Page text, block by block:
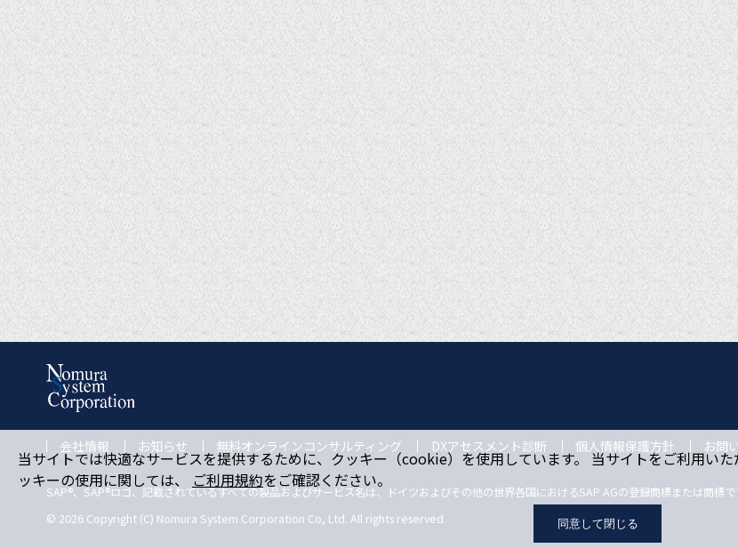
会社情報 お知らせ 無料オンラインコンサルティング DXアセスメント診断 個人情報保護方針 お問
SAP®、SAP®ロゴ、記載されているすべての製品およびサービス名は、ドイツおよびその他の世界各国におけるSAP AGの登録商標または商標で
© 2026 Copyright (C) Nomura System Corporation Co, Ltd. All rights reserved.
当サイトでは快適なサービスを提供するために、クッキー（cookie）を使用しています。 当サイトをご利用い
ッキーの使用に関しては、 ご利用規約をご確認ください。
同意して閉じる